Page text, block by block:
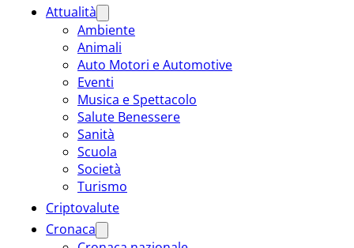
Attualità
Ambiente
Animali
Auto Motori e Automotive
Eventi
Musica e Spettacolo
Salute Benessere
Sanità
Scuola
Società
Turismo
Criptovalute
Cronaca